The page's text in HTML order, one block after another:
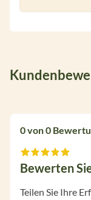
0 von 0
Durchschnittliche Bewertung von 0
Bewerten
Teilen Sie Ihre